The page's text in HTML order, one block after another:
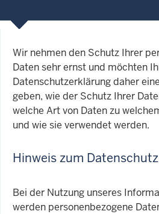
Wir nehmen den Schutz Ihrer
Daten sehr ernst und möchten
Datenschutzerklärung daher
geben, wie der Schutz Ihrer
welche Art von Daten zu
und wie sie verwendet werden.
Hinweis zum Datenschutz
Bei der Nutzung unseres
werden personenbezogene